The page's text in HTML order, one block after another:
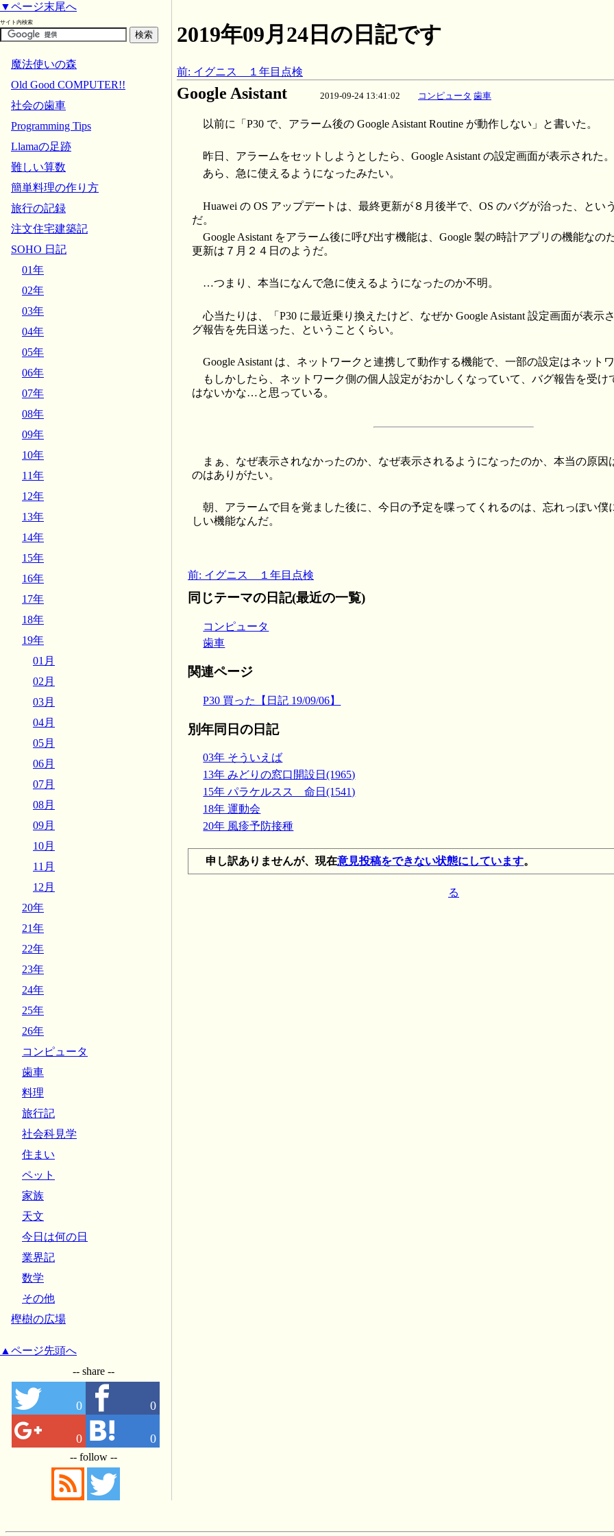
2019年09月24日の日記です
前: イグニス １年目点検
Google Asistant 2019-09-24 13:41:02 コンピュータ 歯車
以前に「P30 で、アラーム後の Google Asistant Routine が動作しない」と書いた。
昨日、アラームをセットしようとしたら、Google Asistant の設定画面が表示された。
あら、急に使えるようになったみたい。
Huawei の OS アップデートは、最終更新が８月後半で、OS のバグが治った、とい
だ。
Google Asistant をアラーム後に呼び出す機能は、Google 製の時計アプリの機能なの
更新は７月２４日のようだ。
…つまり、本当になんで急に使えるようになったのか不明。
心当たりは、「P30 に最近乗り換えたけど、なぜか Google Asistant 設定画面が表示
グ報告を先日送った、ということくらい。
Google Asistant は、ネットワークと連携して動作する機能で、一部の設定はネット
もしかしたら、ネットワーク側の個人設定がおかしくなっていて、バグ報告を受け
はないかな…と思っている。
まぁ、なぜ表示されなかったのか、なぜ表示されるようになったのか、本当の原因
のはありがたい。
朝、アラームで目を覚ました後に、今日の予定を喋ってくれるのは、忘れっぽい僕
しい機能なんだ。
前: イグニス １年目点検
同じテーマの日記(最近の一覧)
コンピュータ
歯車
関連ページ
P30 買った【日記 19/09/06】
別年同日の日記
03年 そういえば
13年 みどりの窓口開設日(1965)
15年 パラケルスス 命日(1541)
18年 運動会
20年 風疹予防接種
申し訳ありませんが、現在意見投稿をできない状態にしています。
る
▼ページ末尾へ
サイト内検索
魔法使いの森
Old Good COMPUTER!!
社会の歯車
Programming Tips
Llamaの足跡
難しい算数
簡単料理の作り方
旅行の記録
注文住宅建築記
SOHO 日記
01年
02年
03年
04年
05年
06年
07年
08年
09年
10年
11年
12年
13年
14年
15年
16年
17年
18年
19年
01月
02月
03月
04月
05月
06月
07月
08月
09月
10月
11月
12月
20年
21年
22年
23年
24年
25年
26年
コンピュータ
歯車
料理
旅行記
社会科見学
住まい
ペット
家族
天文
今日は何の日
業界記
数学
その他
樫樹の広場
▲ページ先頭へ
-- share --
0 0
0 0
-- follow --